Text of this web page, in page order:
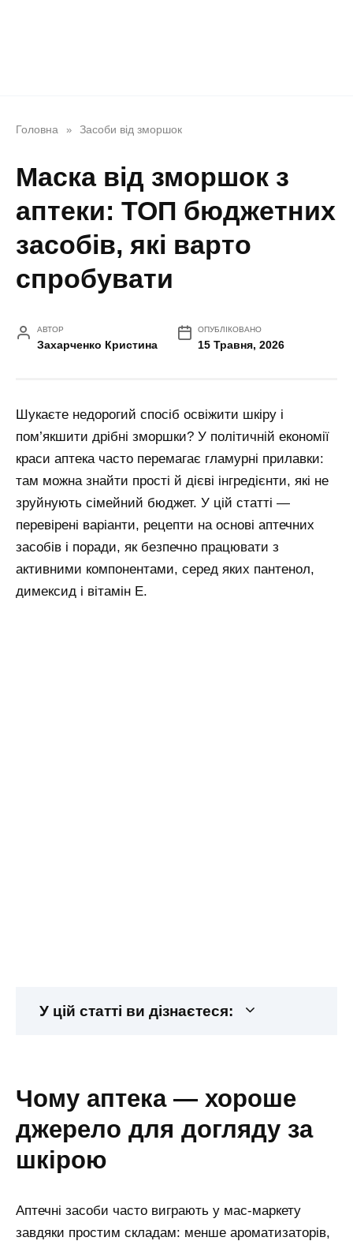
Головна » Засоби від зморшок
Маска від зморшок з
аптеки: ТОП бюджетних
засобів, які варто
спробувати
АВТОР
Захарченко Кристина
ОПУБЛІКОВАНО
15 Травня, 2026
Шукаєте недорогий спосіб освіжити шкіру і
пом’якшити дрібні зморшки? У політичній економії
краси аптека часто перемагає гламурні прилавки:
там можна знайти прості й дієві інгредієнти, які не
зруйнують сімейний бюджет. У цій статті —
перевірені варіанти, рецепти на основі аптечних
засобів і поради, як безпечно працювати з
активними компонентами, серед яких пантенол,
димексид і вітамін Е.
У цій статті ви дізнаєтеся:
чому аптека — хороше
джерело для догляду за
шкірою
Аптечні засоби часто виграють у мас-маркету
завдяки простим складам: менше ароматизаторів,